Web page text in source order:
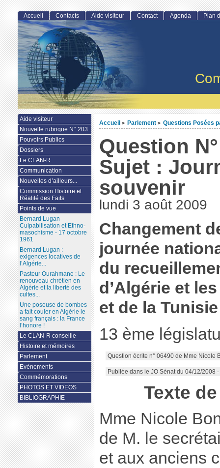
Accueil > Parlement > Questions Posées
Question
Sujet :
souvenir
lundi 3 août 2009
Changement
journée
du
d’Algérie et
et de la Tunisie
13 ème
Question écrite n° 06490 de Mme Nicole
Publiée dans le JO Sénat du 04/12/2008
Texte
Mme Nicole
de M. le
et aux anciens
Accueil Contacts Aide visiteur Contact Agenda Plan
Aide visiteur
Nouvelle rubrique N° 203
Pouvoirs Publics
Dossiers
Le CLAN-R
Communication
Nouvelles d’ailleurs...
Commission Histoire et
Réalité des Faits
Points de vue
Bernard Lugan-
Culpabilisation et Ethno-
masochisme - 17 octobre
1961
Bernard Lugan :
exigences locatives de
l’Algérie...
Pasteur Ourahmane : Le
renouveau chrétien en
Algérie et la liberté des
cultes...
Une poseuse de bombes
a fait couler en Algérie le
sang français : la France
l’honore !
Le CLAN-R conseille
Histoire et mémoires
Parlement
Evènements
Commémorations
PHOTOS ET VIDEOS
BIBLIOGRAPHIE